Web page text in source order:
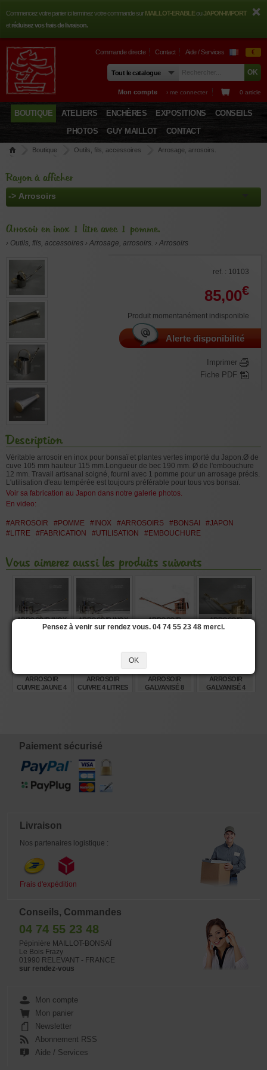
Commencez votre panier ici terminez votre commande surMAILLOT-ERABLEouJAPON-IMPORT
etréduisez vos frais de livraison.
Commande directe Contact Aide / Services €
Mon compte › me connecter 0 article
BOUTIQUE ATELIERS ENCHÈRES EXPOSITIONS
CONSEILS
PHOTOS
GUY MAILLOT CONTACT
Boutique Outils, fils, accessoires
Arrosage, arrosoirs.
Rayon à afficher
Arrosoir en inox 1 litre avec 1 pomme.
› Outils, fils, accessoires › Arrosage, arrosoirs. › Arrosoirs
ref. : 10103
85,00€
Produit momentanément indisponible
Alerte disponibilité
Imprimer
Fiche PDF
Description
Véritable arrosoir en inox pour bonsaï et plantes vertes importé du Japon.Ø de
cuve 105 mm hauteur 115 mm.Longueur de bec 190 mm. Ø de l'embouchure
12 mm. Travail artisanal soigné, fourni avec 1 pomme pour un arrosage précis.
L'utilisation d'eau tempérée est toujours préférable pour tous vos bonsaï.
Voir sa fabrication au Japon dans notre galerie photos.
En video:
#ARROSOIR #POMME #INOX #ARROSOIRS #BONSAI
#JAPON
#LITRE
#FABRICATION #UTILISATION #EMBOUCHURE
Vous aimerez aussi les produits suivants
ARROSOIR INOX
6 LITRES
ARROSOIR INOX
4 LITRES
ARROSOIR
CUIVRE 6 LITRES
ARROSOIR
CUIVRE JAUNE 6
ARROSOIR
CUIVRE JAUNE 4
ARROSOIR
CUIVRE 4 LITRES
ARROSOIR
GALVANISÉ 8
ARROSOIR
GALVANISÉ 4
Paiement sécurisé
Livraison
Nos partenaires logistique :
Frais d'expédition
Conseils, Commandes
04 74 55 23 48
Pépinière MAILLOT-BONSAÏ
Le Bois Frazy
01990 RELEVANT - FRANCE
sur rendez-vous
Mon compte
Mon panier
Newsletter
Abonnement RSS
Aide / Services
Pensez à venir sur rendez vous. 04 74 55 23 48 merci.
OK